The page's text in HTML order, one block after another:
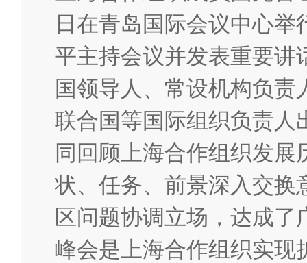
日在青岛国际会议中心
平主持会议并发表重要讲
国领导人、常设机构负
联合国等国际组织负责人
同回顾上海合作组织发
状、任务、前景深入交换
区问题协调立场，达成了
峰会是上海合作组织实现